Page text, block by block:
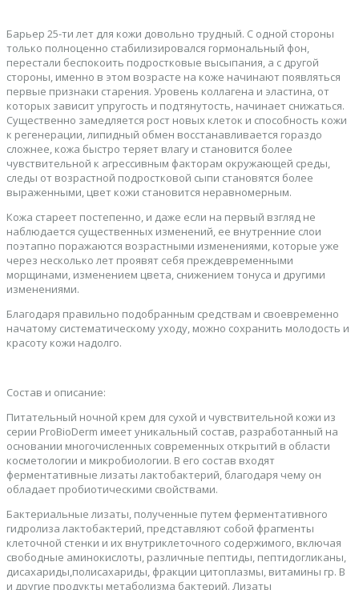
Барьер 25-ти лет для кожи довольно трудный. С одной стороны
только полноценно стабилизировался гормональный фон,
перестали беспокоить подростковые высыпания, а с другой
стороны, именно в этом возрасте на коже начинают появляться
первые признаки старения. Уровень коллагена и эластина, от
которых зависит упругость и подтянутость, начинает снижаться.
Существенно замедляется рост новых клеток и способность кожи
к регенерации, липидный обмен восстанавливается гораздо
сложнее, кожа быстро теряет влагу и становится более
чувствительной к агрессивным факторам окружающей среды,
следы от возрастной подростковой сыпи становятся более
выраженными, цвет кожи становится неравномерным.
Кожа стареет постепенно, и даже если на первый взгляд не
наблюдается существенных изменений, ее внутренние слои
поэтапно поражаются возрастными изменениями, которые уже
через несколько лет проявят себя преждевременными
морщинами, изменением цвета, снижением тонуса и другими
изменениями.
Благодаря правильно подобранным средствам и своевременно
начатому систематическому уходу, можно сохранить молодость и
красоту кожи надолго.
Состав и описание:
Питательный ночной крем для сухой и чувствительной кожи из
серии ProBioDerm имеет уникальный состав, разработанный на
основании многочисленных современных открытий в области
косметологии и микробиологии. В его состав входят
ферментативные лизаты лактобактерий, благодаря чему он
обладает пробиотическими свойствами.
Бактериальные лизаты, полученные путем ферментативного
гидролиза лактобактерий, представляют собой фрагменты
клеточной стенки и их внутриклеточного содержимого, включая
свободные аминокислоты, различные пептиды, пептидогликаны,
дисахариды,полисахариды, фракции цитоплазмы, витамины гр. В
и другие продукты метаболизма бактерий. Лизаты